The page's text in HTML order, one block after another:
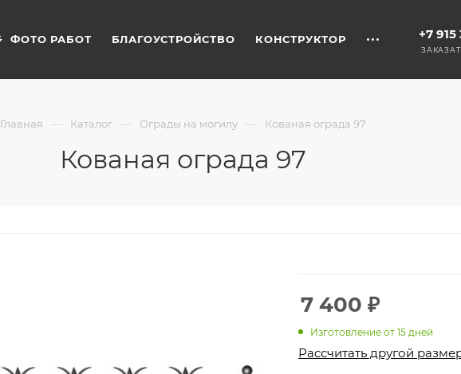
+7
ФОТО РАБОТ БЛАГОУСТРОЙСТВО КОНСТРУКТОР
Главная — Каталог — Ограды на могилу — Кованая ограда 97
Кованая ограда 97
7 400 ₽
Изготовление от 15 дней
Рассчитать другой